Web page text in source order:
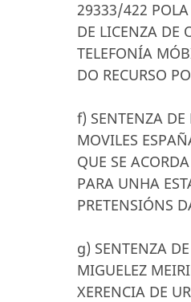
29333/422 POLA
DE LICENZA DE
TELEFONÍA
DO RECURSO
f) SENTENZA
MOVILES
QUE SE
PARA UNHA
PRETENSIÓNS
g) SENTENZA
MIGUELEZ
XERENCIA DE